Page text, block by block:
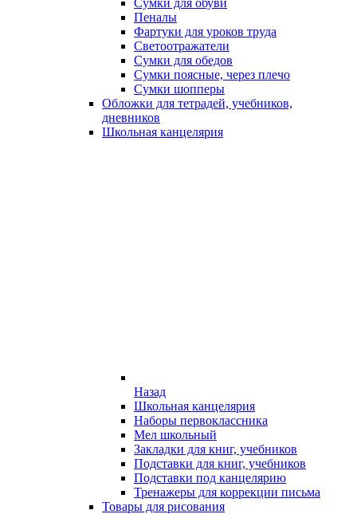
Сумки для обуви
Пеналы
Фартуки для уроков труда
Светоотражатели
Сумки для обедов
Сумки поясные, через плечо
Сумки шопперы
Обложки для тетрадей, учебников,
дневников
Школьная канцелярия
Назад
Школьная канцелярия
Наборы первоклассника
Мел школьный
Закладки для книг, учебников
Подставки для книг, учебников
Подставки под канцелярию
Тренажеры для коррекции письма
Товары для рисования